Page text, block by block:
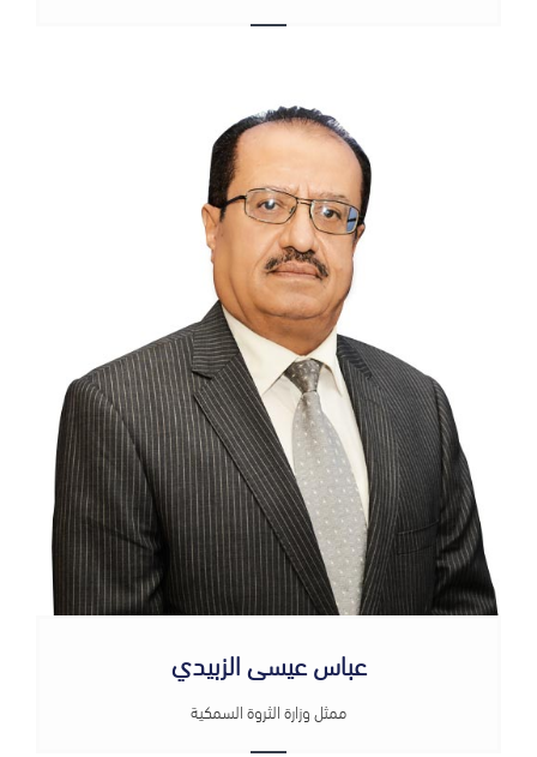
عباس عيسى الزبيدي
ممثل وزارة الثروة السمكية